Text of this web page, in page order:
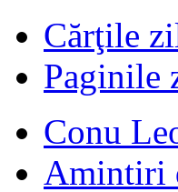
Cărţile
Paginile
Conu
Amintiri